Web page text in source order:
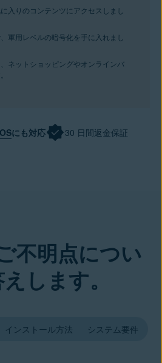
入りのコンテンツにアクセスしまし
軍用レベルの暗号化を手に入れまし
ネットショッピングやオンラインバ
にも対応 30 日間返金保証
不明点につい
します。
インストール方法 システム要件